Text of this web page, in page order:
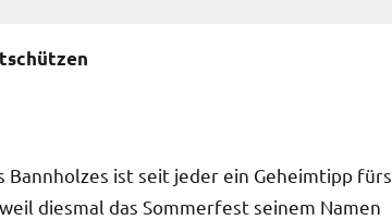
Bannholzes ist seit jeder ein Geheimtipp fürs
diesmal das Sommerfest seinem Namen